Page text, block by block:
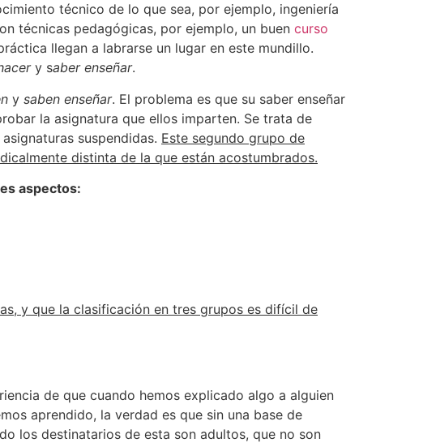
técnico de lo que sea, por ejemplo, ingeniería
técnicas pedagógicas, por ejemplo, un buen curso
llegan a labrarse un lugar en este mundillo.
y saber enseñar.
y saben enseñar. El problema es que su saber enseñar
la asignatura que ellos imparten. Se trata de
suspendidas. Este segundo grupo de
distinta de la que están acostumbrados.
aspectos:
y que la clasificación en tres grupos es difícil de
de que cuando hemos explicado algo a alguien
aprendido, la verdad es que sin una base de
los destinatarios de esta son adultos, que no son